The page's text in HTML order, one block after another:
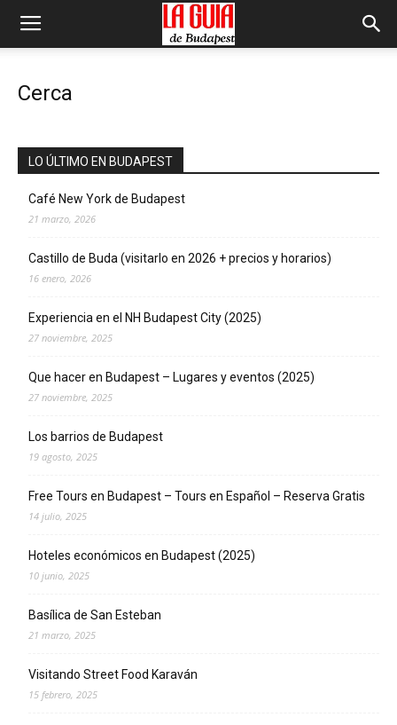
Cerca
LO ÚLTIMO EN BUDAPEST
Café New York de Budapest
21 marzo, 2026
Castillo de Buda (visitarlo en 2026 + precios y horarios)
16 enero, 2026
Experiencia en el NH Budapest City (2025)
27 noviembre, 2025
Que hacer en Budapest – Lugares y eventos (2025)
27 noviembre, 2025
Los barrios de Budapest
19 agosto, 2025
Free Tours en Budapest – Tours en Español – Reserva Gratis
14 julio, 2025
Hoteles económicos en Budapest (2025)
10 junio, 2025
Basílica de San Esteban
21 marzo, 2025
Visitando Street Food Karaván
15 febrero, 2025